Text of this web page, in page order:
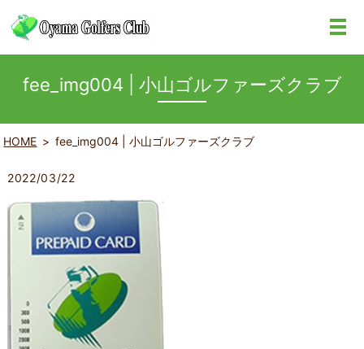
fee_img004 | 小山ゴルファーズクラブ
HOME fee_img004 | 小山ゴルファーズクラブ
2022/03/22